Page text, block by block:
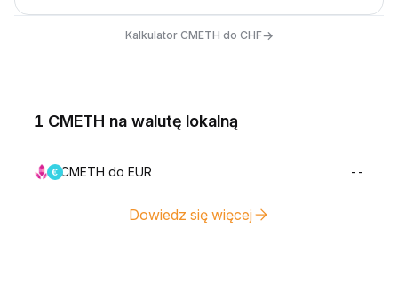
Kalkulator CMETH do CHF→
1 CMETH na walutę lokalną
CMETH do EUR --
Dowiedz się więcej